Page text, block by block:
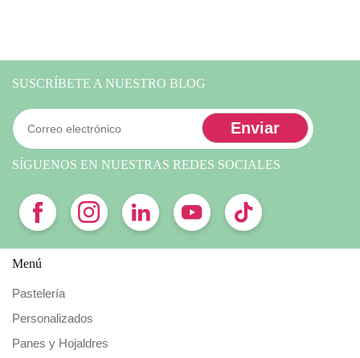
SUSCRÍBETE A NUESTRO BLOG
SÍGUENOS EN NUESTRAS REDES SOCIALES
Menú
Pastelería
Personalizados
Panes y Hojaldres